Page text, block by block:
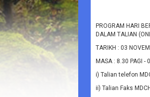
PROGRAM HARI
DALAM TALIAN
TARIKH : 03
MASA : 8.30 PAGI -
i) Talian telefon
ii) Talian Faks